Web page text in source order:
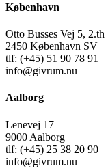
København
Otto Busses Vej 5, 2.th
2450 København SV
tlf: (+45) 51 90 78 91
info@givrum.nu
Aalborg
Lenevej 17
9000 Aalborg
tlf: (+45) 25 38 20 90
info@givrum.nu